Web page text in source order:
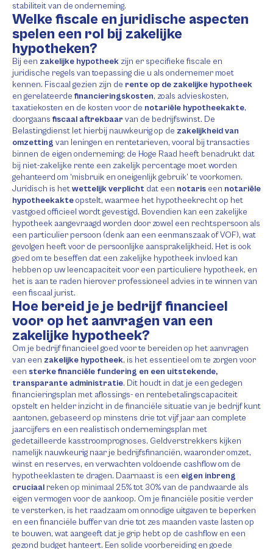
stabiliteit van de onderneming.
Welke fiscale en juridische aspecten
spelen een rol bij zakelijke
hypotheken?
Bij een zakelijke hypotheek zijn er specifieke fiscale en
juridische regels van toepassing die u als ondernemer moet
kennen. Fiscaal gezien zijn de rente op de zakelijke hypotheek
en gerelateerde financieringskosten, zoals advieskosten,
taxatiekosten en de kosten voor de notariële hypotheekakte,
doorgaans fiscaal aftrekbaar van de bedrijfswinst. De
Belastingdienst let hierbij nauwkeurig op de zakelijkheid van
omzetting van leningen en rentetarieven, vooral bij transacties
binnen de eigen onderneming; de Hoge Raad heeft benadrukt dat
bij niet-zakelijke rente een zakelijk percentage moet worden
gehanteerd om ‘misbruik en oneigenlijk gebruik’ te voorkomen.
Juridisch is hetwettelijk verplicht dat een notaris een notariële
hypotheekakteopstelt, waarmee het hypotheekrecht op het
vastgoed officieel wordt gevestigd. Bovendien kan een zakelijke
hypotheek aangevraagd worden door zowel een rechtspersoon als
een particulier persoon (denk aan een eenmanszaak of VOF), wat
gevolgen heeft voor de persoonlijke aansprakelijkheid. Het is ook
goed om te beseffen dat een zakelijke hypotheek invloed kan
hebben op uw leencapaciteit voor een particuliere hypotheek, en
het is aan te raden hierover professioneel advies in te winnen van
een fiscaal jurist.
Hoe bereid je je bedrijf financieel
voor op het aanvragen van een
zakelijke hypotheek?
Om je bedrijf financieel goed voor te bereiden op het aanvragen
van een zakelijke hypotheek, is het essentieel om te zorgen voor
een sterke financiële fundering en een uitstekende,
transparante administratie. Dit houdt in dat je een gedegen
financieringsplan met aflossings- en rentebetalingscapaciteit
opstelt en helder inzicht in de financiële situatie van je bedrijf kunt
aantonen, gebaseerd op minstens drie tot vijf jaar aan complete
jaarcijfers en een realistisch ondernemingsplan met
gedetailleerde kasstroomprognoses. Geldverstrekkers kijken
namelijk nauwkeurig naar je bedrijfsfinanciën, waaronder omzet,
winst en reserves, en verwachten voldoende cashflow om de
hypotheeklasten te dragen. Daarnaast is een eigen inbreng
cruciaal reken op minimaal 25% tot 30% van de pandwaarde als
eigen vermogen voor de aankoop. Om je financiële positie verder
te versterken, is het raadzaam om onnodige uitgaven te beperken
en een financiële buffer van drie tot zes maanden vaste lasten op
te bouwen, wat aangeeft dat je grip hebt op de cashflow en een
gezond budget hanteert. Een solide voorbereiding en goede